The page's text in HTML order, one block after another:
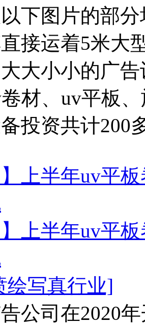
下图片的部
接运着5米大
大小小的广
材、uv平板
投资共计200
】上半年uv平
】上半年uv平
绘写真行业]
公司在2020